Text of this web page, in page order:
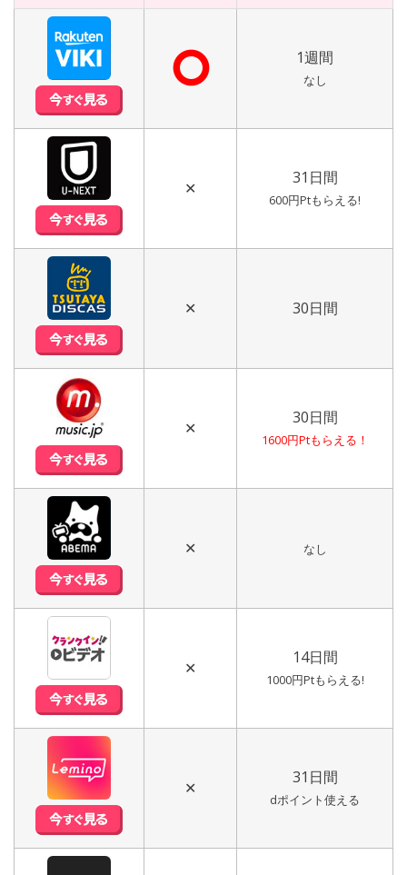
⭘ 1週間
なし
✕
31日間
600円Ptもらえる!
✕ 30日間
✕
30日間
1600円Ptもらえる！
✕ なし
✕
14日間
1000円Ptもらえる!
✕
31日間
dポイント使える